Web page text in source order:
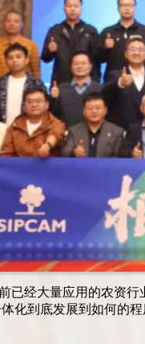
已经大量应用的农资行
化到底发展到如何的